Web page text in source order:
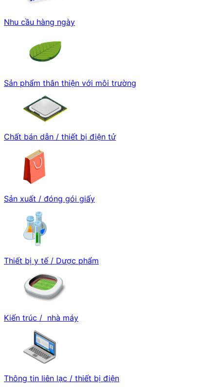
Nhu cầu hàng ngày
Sản phẩm thân thiện với môi trường
Chất bán dẫn / thiết bị điện tử
Sản xuất / đóng gói giấy
Thiết bị y tế / Dược phẩm
Kiến trúc / nhà máy
Thông tin liên lạc / thiết bị điện